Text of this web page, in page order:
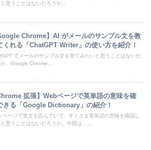
と思うことはないだろうか...
Chrome】AI がメールのサンプル文を教
くれる「ChatGPT Writer」の使い方を紹介！
でメールのサンプル文を見てみたいと思うことはないだ
。Google Chrome...
拡張】Webページで英単語の意味を確
きる「Google Dictionary」の紹介！
ページで英文を読んでいて、すぐさま英単語の意味を確認し
思うことはないだろうか。今回は、...